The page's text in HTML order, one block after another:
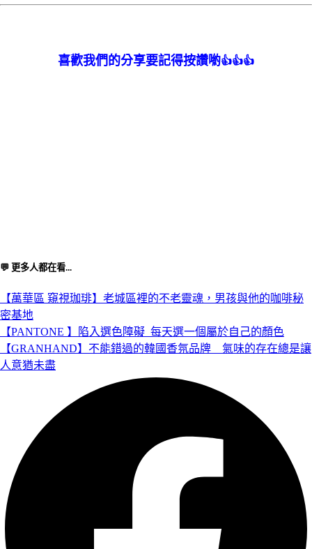
喜歡我們的分享要記得按讚喲👍👍👍
💬 更多人都在看...
【萬華區 窺視珈琲】老城區裡的不老靈魂，男孩與他的咖啡秘
密基地
【PANTONE 】陷入選色障礙_每天選一個屬於自己的顏色
【GRANHAND】不能錯過的韓國香氛品牌＿氣味的存在總是讓
人意猶未盡